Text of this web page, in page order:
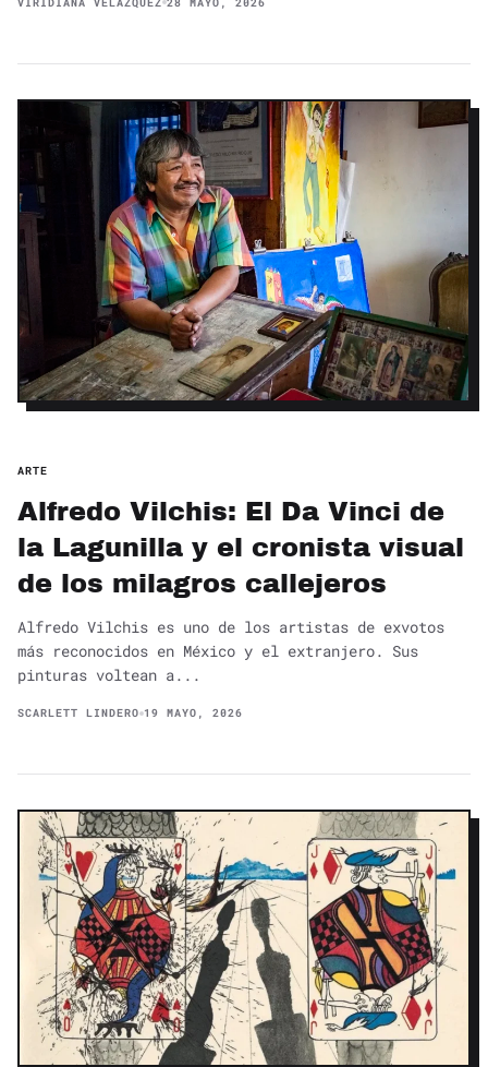
ARTE
Alfredo Vilchis: El Da Vinci de
la Lagunilla y el cronista visual
de los milagros callejeros
Alfredo Vilchis es uno de los artistas de exvotos
más reconocidos en México y el extranjero. Sus
pinturas voltean a...
SCARLETT LINDERO 19 MAYO, 2026